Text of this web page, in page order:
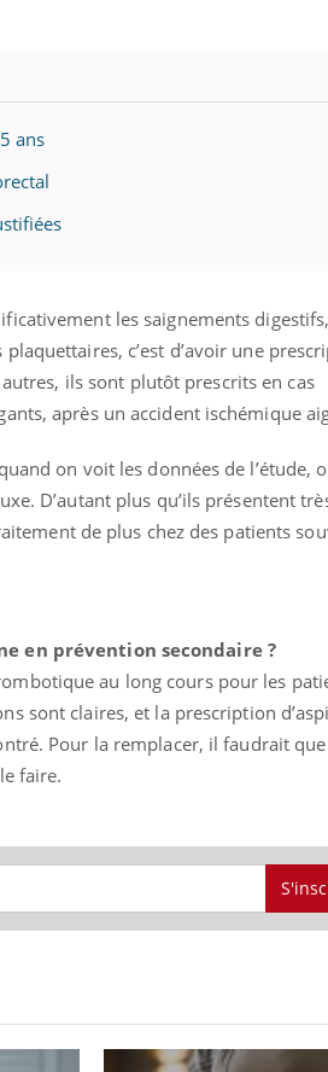
ans
les saignements
c’est d’avoir une
ils sont plutôt prescrits en cas
après un accident ischémique
on voit les données de l’étude,
D’autant plus qu’ils présentent
de plus chez des patients
en prévention secondaire ?
au long cours pour les
sont claires, et la prescription
Pour la remplacer, il faudrait
faire.